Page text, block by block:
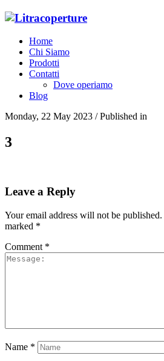
Home
Chi Siamo
Prodotti
Contatti
Dove operiamo
Blog
Monday, 22 May 2023 /Published in
3
Leave a Reply
Your email address will not be published.
marked *
Comment *
Name *